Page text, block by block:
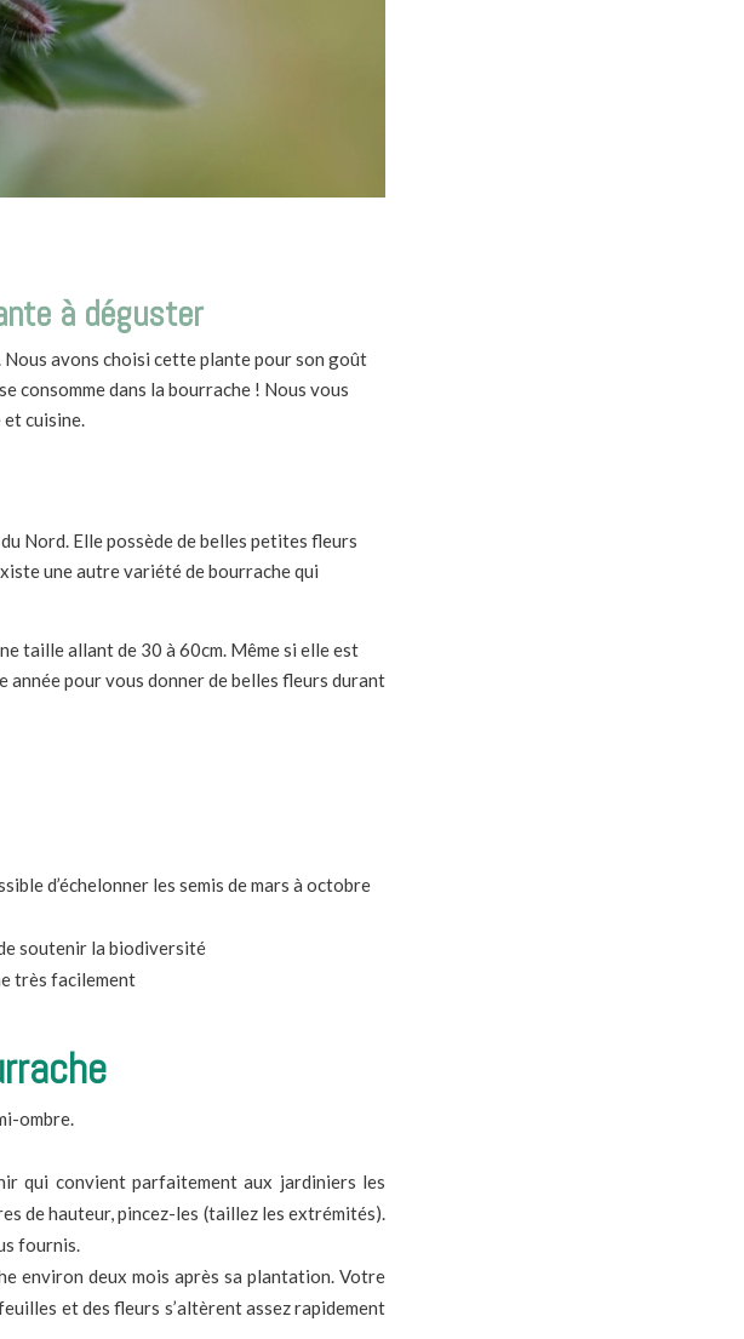
à déguster
avons choisi cette plante pour son goût
consomme dans la bourrache ! Nous vous
cuisine.
Nord. Elle possède de belles petites fleurs
une autre variété de bourrache qui
taille allant de 30 à 60cm. Même si elle est
année pour vous donner de belles fleurs durant
d’échelonner les semis de mars à octobre
soutenir la biodiversité
très facilement
ombre.
qui convient parfaitement aux jardiniers les
de hauteur, pincez-les (taillez les extrémités).
fournis.
environ deux mois après sa plantation. Votre
et des fleurs s’altèrent assez rapidement